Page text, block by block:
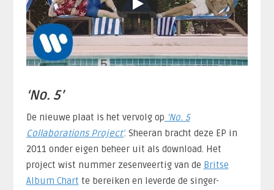
‘No. 5’
De nieuwe plaat is het vervolg op ‘No. 5
Collaborations Project’. Sheeran bracht deze EP in
2011 onder eigen beheer uit als download. Het
project wist nummer zesenveertig van de Britse
Album Chart te bereiken en leverde de singer-